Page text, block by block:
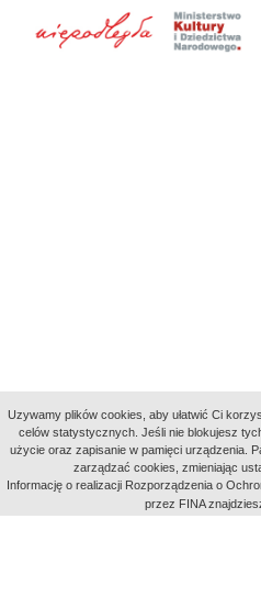
aktywności
Uzywamy plików cookies, aby ułatwić Ci
celów statystycznych. Jeśli nie blokujesz
użycie oraz zapisanie w pamięci urządzenia.
zarządzać cookies, zmieniając
Informację o realizacji Rozporządzenia o
przez FINA